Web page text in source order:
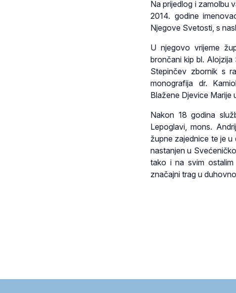
Na prijedlog i zamolbu
2014. godine
Njegove Svetosti, s
U njegovo vrijeme
brončani kip bl.
Stepinčev zbornik s
monografija dr.
Blažene Djevice Marije
Nakon 18 godina
Lepoglavi, mons.
župne zajednice te je
nastanjen u
tako i na svim
značajni trag u